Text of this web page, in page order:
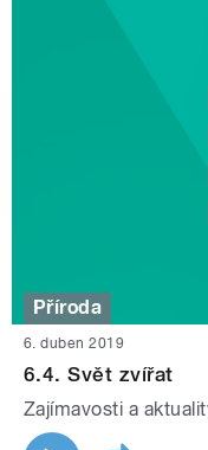
Příroda
6. duben 2019
6.4. Svět zvířat
Zajímavosti a